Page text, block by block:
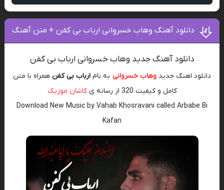
دانلود آهنگ وهاب خسروانی ارباب بی کفن + متن آهنگ
دانلود آهنگ جدید وهاب خسروانی ارباب بی کفن
دانلود اهنگ جدید وهاب خسروانی به نام ارباب بی کفن همراه با متن
کامل و کیفیت 320 از رسانه ی
کاشان موزیک
Download New Music by Vahab Khosravani called Arbabe Bi
Kafan